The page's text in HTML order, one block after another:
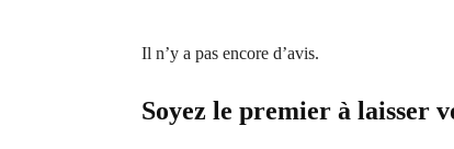
Il n’y a pas encore d’avis.
Soyez le premier à laisser